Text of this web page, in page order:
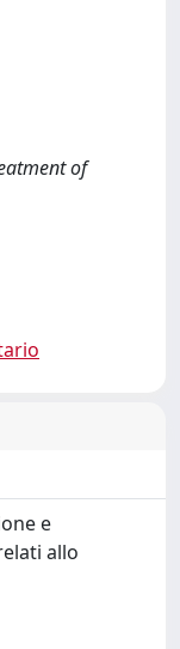
of
e
allo